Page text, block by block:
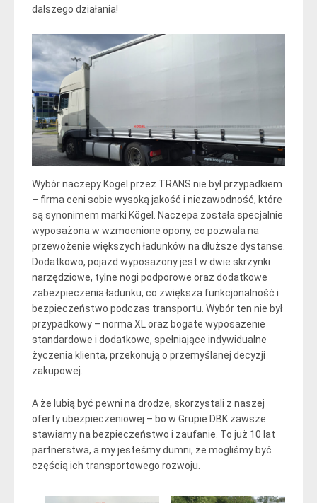
dalszego działania!
Wybór naczepy Kögel przez TRANS nie był przypadkiem
– firma ceni sobie wysoką jakość i niezawodność, które
są synonimem marki Kögel. Naczepa została specjalnie
wyposażona w wzmocnione opony, co pozwala na
przewożenie większych ładunków na dłuższe dystanse.
Dodatkowo, pojazd wyposażony jest w dwie skrzynki
narzędziowe, tylne nogi podporowe oraz dodatkowe
zabezpieczenia ładunku, co zwiększa funkcjonalność i
bezpieczeństwo podczas transportu. Wybór ten nie był
przypadkowy – norma XL oraz bogate wyposażenie
standardowe i dodatkowe, spełniające indywidualne
życzenia klienta, przekonują o przemyślanej decyzji
zakupowej.
A że lubią być pewni na drodze, skorzystali z naszej
oferty ubezpieczeniowej – bo w Grupie DBK zawsze
stawiamy na bezpieczeństwo i zaufanie. To już 10 lat
partnerstwa, a my jesteśmy dumni, że mogliśmy być
częścią ich transportowego rozwoju.